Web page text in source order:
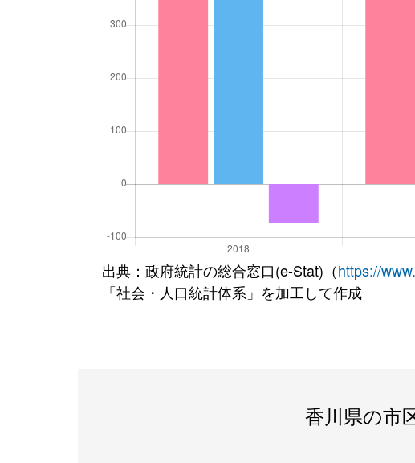
出典：政府統計の総合窓口(e-Stat)（https://
「社会・人口統計体系」を加工して作成
香川県の市